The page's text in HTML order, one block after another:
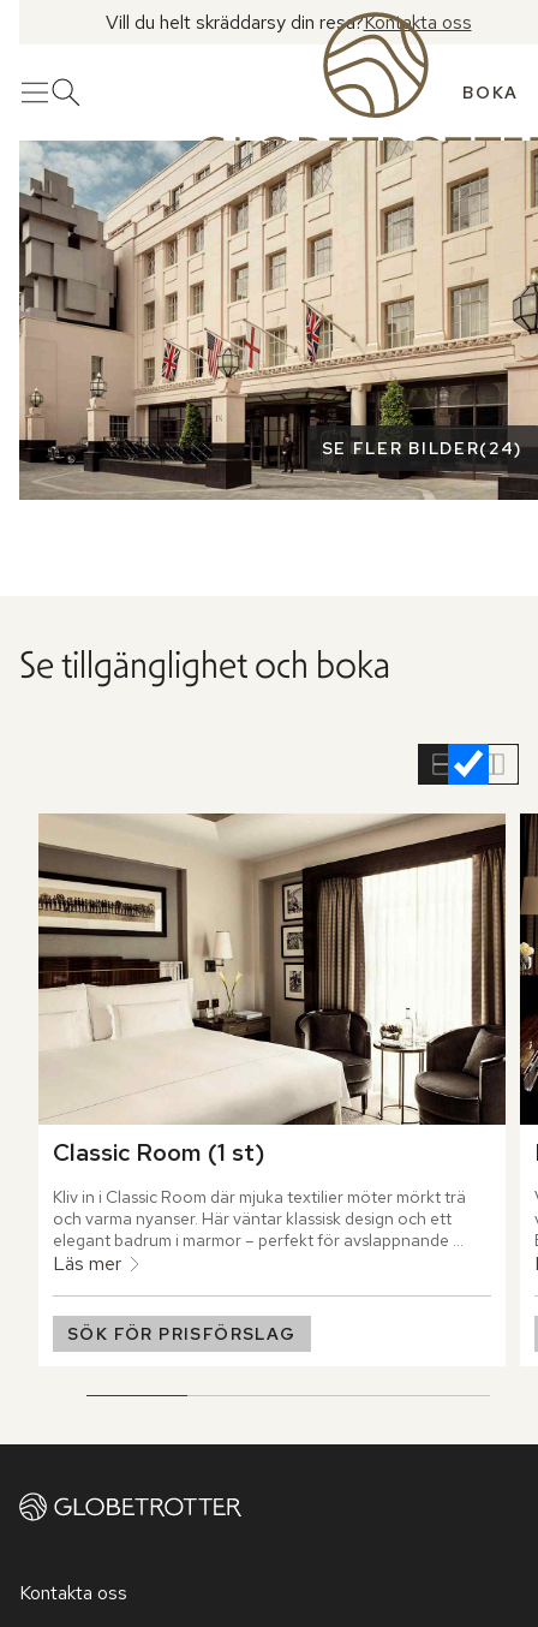
Vill du helt skräddarsy din resa?Kontakta oss
MenyÖppna sök BOKA
Se fler bilder
SE FLER BILDER(24)
Se tillgänglighet och boka
Classic Room (1 st)
Kliv in i Classic Room där mjuka textilier möter mörkt trä
och varma nyanser. Här väntar klassisk design och ett
elegant badrum i marmor – perfekt för avslappnande
stunder.
Läs mer
SÖK FÖR PRISFÖRSLAG
Kontakta oss